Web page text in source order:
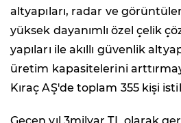
altyapıları, radar ve
yüksek dayanımlı özel çelik
yapıları ile akıllı güvenlik
üretim kapasitelerini
Kıraç AŞ'de toplam 355 kişi
Geçen yıl 3milyar TL olarak